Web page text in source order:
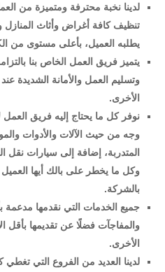
لدينا نخبة محترفة ومتميزة من
تنظيف كافة أغراض وأثاث المنازل
يطلبه العميل، بأعلى مستوى من
يتميز فريق العمل الخاص بنا
وتسليم العمل والأمانة الشديدة
الأخرى.
نوفر كل ما يحتاج إليه فريق العمل
وجه من حيث الآلات والأدوات
المتدربة، إضافة إلى سيارات نقل
وكل ما يخطر على بالك أيها
بالشركة.
جميع الخدمات التي نقدمها
والمفاجآت فضلًا عن تقديمها بأقل
الأخرى.
لدينا العديد من الفروع التي تغطي